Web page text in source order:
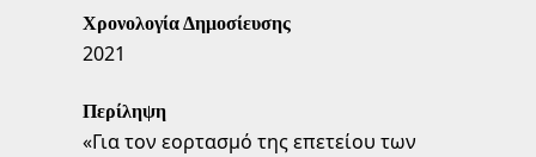
Χρονολογία Δημοσίευσης
2021
Περίληψη
«Για τον εορτασμό της επετείου των